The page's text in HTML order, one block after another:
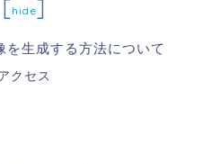
[hide]
生成する方法について
クセス